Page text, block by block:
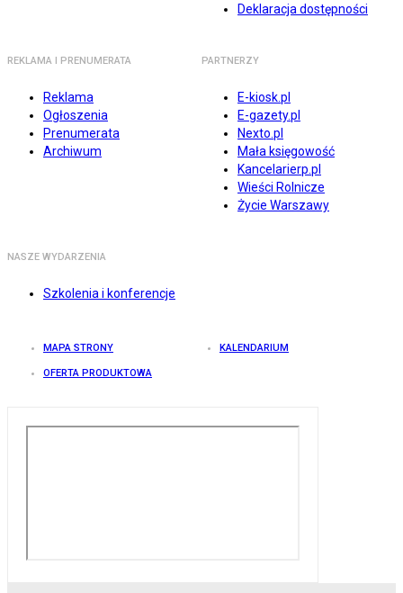
Deklaracja dostępności
REKLAMA I PRENUMERATA
Reklama
Ogłoszenia
Prenumerata
Archiwum
PARTNERZY
E-kiosk.pl
E-gazety.pl
Nexto.pl
Mała księgowość
Kancelarierp.pl
Wieści Rolnicze
Życie Warszawy
NASZE WYDARZENIA
Szkolenia i konferencje
MAPA STRONY KALENDARIUM
OFERTA PRODUKTOWA